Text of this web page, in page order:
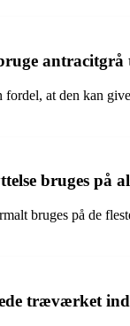
at den kan
bruges på
bruges på de
træværket